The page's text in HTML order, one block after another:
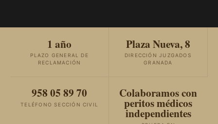
1 año
PLAZO GENERAL DE
RECLAMACIÓN
Plaza Nueva, 8
DIRECCIÓN JUZGADOS
GRANADA
958 05 89 70
TELÉFONO SECCIÓN CIVIL
Colaboramos con
peritos médicos
independientes